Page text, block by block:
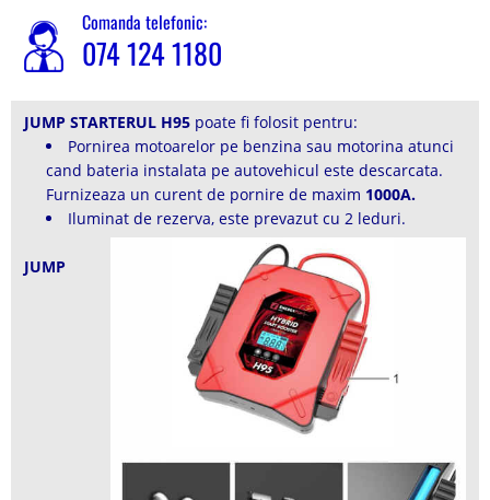
Comanda telefonic:
074 124 1180
JUMP STARTERUL H95 poate fi folosit pentru:
Pornirea motoarelor pe benzina sau motorina atunci
cand bateria instalata pe autovehicul este descarcata.
Furnizeaza un curent de pornire de maxim 1000A.
Iluminat de rezerva, este prevazut cu 2 leduri.
JUMP